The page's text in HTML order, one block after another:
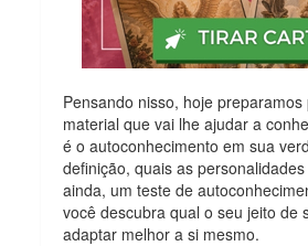
Pensando nisso, hoje
material que vai lhe ajudar a
é o autoconhecimento em sua
definição, quais as
ainda, um teste de
você descubra qual o seu jeito de
adaptar melhor a si mesmo.